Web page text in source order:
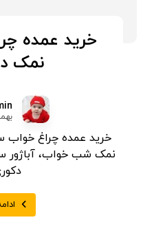
خرید عمده
نمک
بهمن
خرید عمده چراغ
نمک شب خواب،